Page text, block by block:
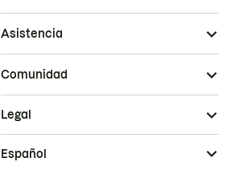
Asistencia
Comunidad
Legal
Español